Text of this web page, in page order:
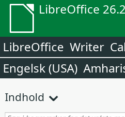
LibreOffice
LibreOffice Writer
Engelsk (USA)
Indhold